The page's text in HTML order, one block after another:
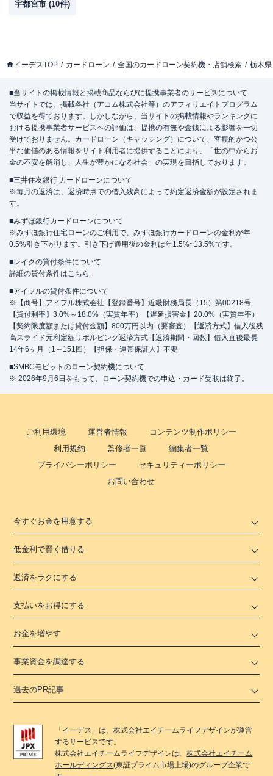
宇都宮市 (10件)
イーデスTOP カードローン 全国のカードローン契約機・店舗検索 栃木県
■当サイトの掲載情報と掲載商品ならびに提携事業者のサービスについて
当サイトでは、掲載各社（アコム株式会社等）のアフィリエイトプログラム
で収益を得ております。しかしながら、当サイトの掲載情報やランキングに
おける提携事業者サービスへの評価は、提携の有無や金銭による影響を一切
受けておりません。カードローン（キャッシング）について、客観的かつ公
平な価値のある情報をサイト利用者に提供することにより、「世の中からお
金の不安を解消し、人生が豊かになる社会」の実現を目指しております。
■三井住友銀行 カードローンについて
※毎月の返済は、返済時点での借入残高によって約定返済金額が設定されま
す。
■みずほ銀行カードローンについて
※みずほ銀行住宅ローンのご利用で、みずほ銀行カードローンの金利が年
0.5%引き下がります。引き下げ適用後の金利は年1.5%~13.5%です。
■レイクの貸付条件について
詳細の貸付条件はこちら
■アイフルの貸付条件について
※【商号】アイフル株式会社【登録番号】近畿財務局長（15）第00218号
【貸付利率】3.0%～18.0%（実質年率）【遅延損害金】20.0%（実質年率）
【契約限度額または貸付金額】800万円以内（要審査）【返済方式】借入後残
高スライド元利定額リボルビング返済方式【返済期間・回数】借入直後最長
14年6ヶ月（1～151回）【担保・連帯保証人】不要
■SMBCモビットのローン契約機について
※ 2026年9月6日をもって、ローン契約機での申込・カード受取は終了。
ご利用環境 運営者情報
コンテンツ制作ポリシー
利用規約
監修者一覧
編集者一覧
プライバシーポリシー
セキュリティーポリシー
お問い合わせ
今すぐお金を用意する
低金利で賢く借りる
返済をラクにする
支払いをお得にする
お金を増やす
事業資金を調達する
過去のPR記事
「 イーデス 」は、株式会社エイチームライフデザインが運営
するサービスです。
株式会社エイチームライフデザインは、株式会社エイチーム
ホールディングス(東証プライム市場上場)のグループ企業で